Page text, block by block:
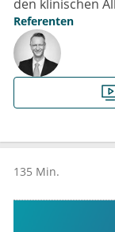
den klinischen
Referenten
135 Min.